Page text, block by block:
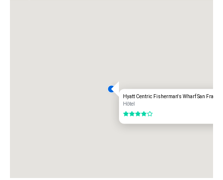
Hyatt Centric Fisherman's Wharf San
Hôtel
4 sur 5